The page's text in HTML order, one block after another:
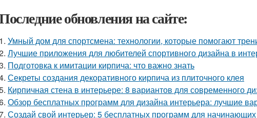
обновления на сайте:
1. Умный дом для спортсмена: технологии, которые помогают
Лучшие приложения для любителей спортивного дизайна в
Подготовка к имитации кирпича: что важно знать
Секреты создания декоративного кирпича из плиточного клея
Кирпичная стена в интерьере: 8 вариантов для современного
Обзор бесплатных программ для дизайна интерьера: лучшие
Создай свой интерьер: 5 бесплатных программ для начинающих